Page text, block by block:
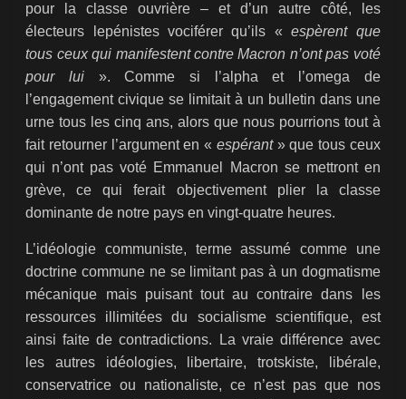
pour la classe ouvrière – et d’un autre côté, les
électeurs lepénistes vociférer qu’ils « espèrent que
tous ceux qui manifestent contre Macron n’ont pas voté
pour lui ». Comme si l’alpha et l’omega de
l’engagement civique se limitait à un bulletin dans une
urne tous les cinq ans, alors que nous pourrions tout à
fait retourner l’argument en « espérant » que tous ceux
qui n’ont pas voté Emmanuel Macron se mettront en
grève, ce qui ferait objectivement plier la classe
dominante de notre pays en vingt-quatre heures.
L’idéologie communiste, terme assumé comme une
doctrine commune ne se limitant pas à un dogmatisme
mécanique mais puisant tout au contraire dans les
ressources illimitées du socialisme scientifique, est
ainsi faite de contradictions. La vraie différence avec
les autres idéologies, libertaire, trotskiste, libérale,
conservatrice ou nationaliste, ce n’est pas que nos